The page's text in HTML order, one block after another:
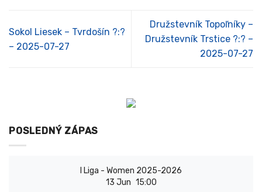
Sokol Liesek – Tvrdošín ?:?
– 2025-07-27
Družstevník Topoľníky –
Družstevník Trstice ?:? –
2025-07-27
POSLEDNÝ ZÁPAS
I Liga - Women 2025-2026
13 Jun 15:00